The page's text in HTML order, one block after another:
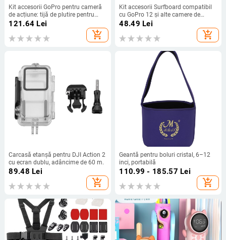
Kit accesorii GoPro pentru cameră
de acțiune: tijă de plutire pentru
scufundări, selfie stick și suport de
121.64 Lei
add_shopping_cart
Kit accesorii Surfboard compatibil
cu GoPro 12 și alte camere de
acțiune, pentru surfing și scufundări
48.49 Lei
add_shopping_cart
Carcasă etanșă pentru DJI Action 2
cu ecran dublu, adâncime de 60 m.
89.48 Lei
add_shopping_cart
Geantă pentru boluri cristal, 6–12
inci, portabilă
110.99 - 185.57 Lei
add_shopping_cart